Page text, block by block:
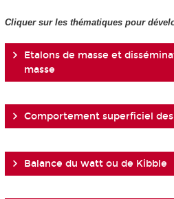
Cliquer sur les thématiques pour
Etalons de masse et
masse
Comportement superficiel
Balance du watt ou de Kibble